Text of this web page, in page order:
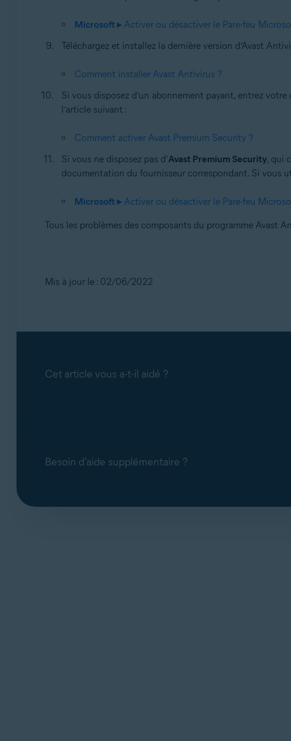
Microsoft ▸Activer ou désactiver le Pare-feu
Téléchargez et installez la dernière version d’Avast
Comment installer Avast Antivirus ?
Si vous disposez d’un abonnement payant, entrez
l’article suivant :
Comment activer Avast Premium Security ?
Si vous ne disposez pas d’Avast Premium Security, qui
documentation du fournisseur correspondant. Si vous
Microsoft ▸Activer ou désactiver le Pare-feu
Tous les problèmes des composants du programme Avast
Mis à jour le : 02/06/2022
Cet article vous a-t-il aidé ?
Besoin d’aide supplémentaire ?